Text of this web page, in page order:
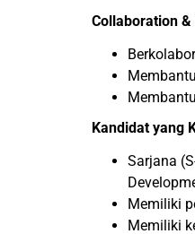
Collaboration
Kandidat yang
Sarjana
Memiliki
Memiliki